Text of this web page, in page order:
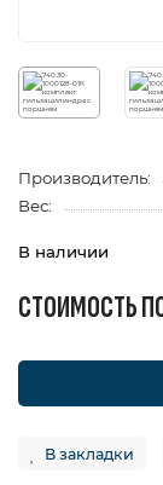
Производитель:
Вес:
В наличии
СТОИМОСТЬ
В закладки